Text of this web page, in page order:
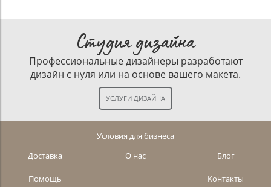
Студия дизайна
Профессиональные дизайнеры разработают
дизайн с нуля или на основе вашего макета.
Условия для бизнеса
Доставка
О нас Блог
Помощь Контакты